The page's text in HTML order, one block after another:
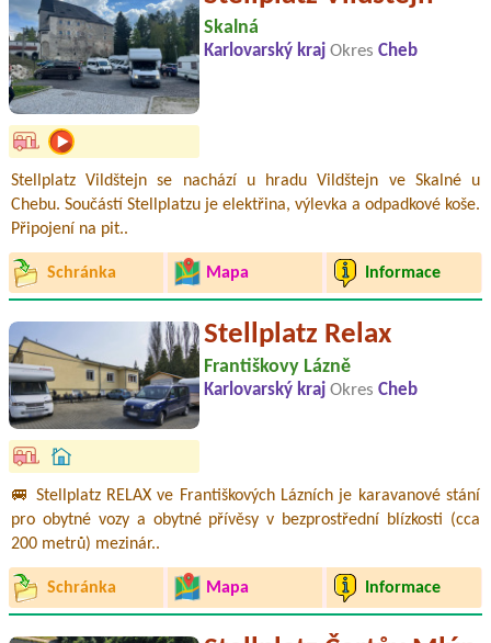
Skalná
Karlovarský kraj Okres Cheb
Stellplatz Vildštejn se nachází u hradu Vildštejn ve Skalné u
Chebu. Součástí Stellplatzu je elektřina, výlevka a odpadkové koše.
Připojení na pit..
Schránka Mapa Informace
Stellplatz Relax
Františkovy Lázně
Karlovarský kraj Okres Cheb
🚐 Stellplatz RELAX ve Františkových Lázních je karavanové stání
pro obytné vozy a obytné přívěsy v bezprostřední blízkosti (cca
200 metrů) mezinár..
Schránka Mapa Informace